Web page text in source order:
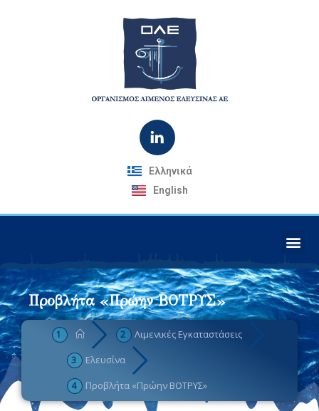
Ελληνικά
English
Προβλήτα «Πρώην ΒΟΤΡΥΣ»
Λιμενικές Εγκαταστάσεις
Ελευσίνα
Προβλήτα «Πρώην ΒΟΤΡΥΣ»